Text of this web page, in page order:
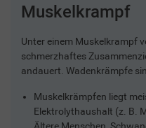
Muskelkrampf
Unter einem Muskelkrampf
schmerzhaftes
andauert. Wadenkrämpfe
Muskelkrämpfen liegt
Elektrolythaushalt (z. B.
Ältere Menschen,